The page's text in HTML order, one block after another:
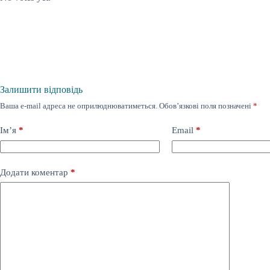
Залишити відповідь
Ваша e-mail адреса не оприлюднюватиметься. Обов’язкові поля позначені *
Ім’я * Email *
Додати коментар *